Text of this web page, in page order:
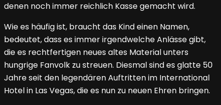
denen noch immer reichlich Kasse gemacht wird.
Wie es häufig ist, braucht das Kind einen Namen,
bedeutet, dass es immer irgendwelche Anlässe gibt,
die es rechtfertigen neues altes Material unters
hungrige Fanvolk zu streuen. Diesmal sind es glatte 50
Jahre seit den legendären Auftritten im International
Hotel in Las Vegas, die es nun zu neuen Ehren bringen.